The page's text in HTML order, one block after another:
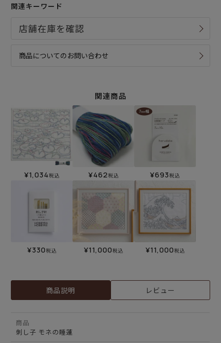
関連キーワード
商品についてのお問い合わせ
関連商品
¥1,034税込 ¥462税込 ¥693税込
¥330税込 ¥11,000税込 ¥11,000税込
商品説明 レビュー
商品
刺し子 モネの睡蓮